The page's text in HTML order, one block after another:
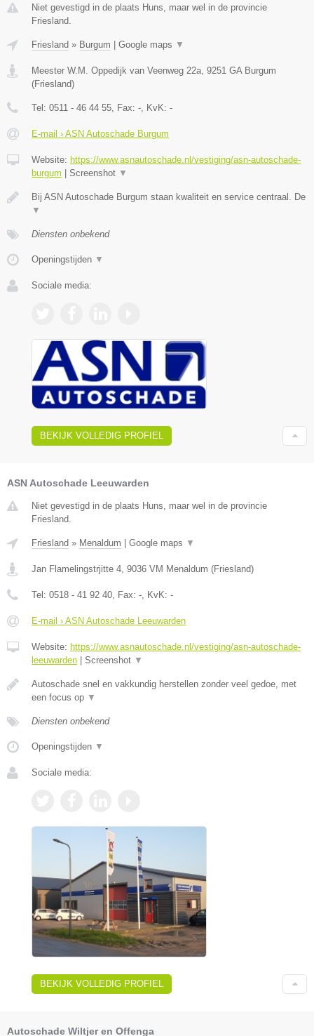
Niet gevestigd in de plaats Huns, maar wel in de provincie
Friesland.
Friesland » Burgum | Google maps ▼
Meester W.M. Oppedijk van Veenweg 22a 9251 GA Burgum
(Friesland)
Tel: 0511 - 46 44 55 , Fax: - , KvK: -
E-mail › ASN Autoschade Burgum
Website: https://www.asnautoschade.nl/vestiging/asn-autoschade-
burgum | Screenshot ▼
Bij ASN Autoschade Burgum staan kwaliteit en service centraal. De
▼
Diensten onbekend
Openingstijden ▼
Sociale media:
BEKIJK VOLLEDIG PROFIEL
ASN Autoschade Leeuwarden
Niet gevestigd in de plaats Huns, maar wel in de provincie
Friesland.
Friesland » Menaldum Google maps ▼
Jan Flamelingstrjitte 4 9036 VM Menaldum (Friesland)
Tel: 0518 - 41 92 40 , Fax: - , KvK: -
E-mail › ASN Autoschade Leeuwarden
Website: https://www.asnautoschade.nl/vestiging/asn-autoschade-
leeuwarden
Screenshot ▼
Autoschade snel en vakkundig herstellen zonder veel gedoe, met
een focus op ▼
Diensten onbekend
Openingstijden ▼
Sociale media:
BEKIJK VOLLEDIG PROFIEL
Autoschade Wiltjer en Offenga